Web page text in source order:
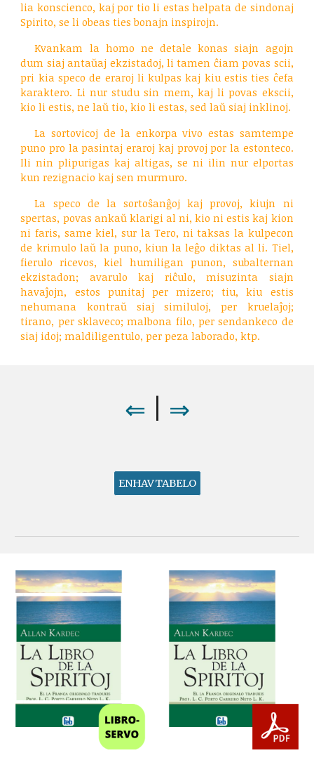
lia konscienco, kaj por tio li estas helpata de sindonaj
Spirito, se li obeas ties bonajn inspirojn.
Kvankam la homo ne detale konas siajn agojn
dum siaj antaŭaj ekzistadoj, li tamen ĉiam povas scii,
pri kia speco de eraroj li kulpas kaj kiu estis ties ĉefa
karaktero. Li nur studu sin mem, kaj li povas ekscii,
kio li estis, ne laŭ tio, kio li estas, sed laŭ siaj inklinoj.
La sortovicoj de la enkorpa vivo estas samtempe
puno pro la pasintaj eraroj kaj provoj por la estonteco.
Ili nin plipurigas kaj altigas, se ni ilin nur elportas
kun rezignacio kaj sen murmuro.
La speco de la sortoŝanĝoj kaj provoj, kiujn ni
spertas, povas ankaŭ klarigi al ni, kio ni estis kaj kion
ni faris, same kiel, sur la Tero, ni taksas la kulpecon
de krimulo laŭ la puno, kiun la leĝo diktas al li. Tiel,
fierulo ricevos, kiel humiligan punon, subalternan
ekzistadon; avarulo kaj riĉulo, misuzinta siajn
havaĵojn, estos punitaj per mizero; tiu, kiu estis
nehumana kontraŭ siaj similuloj, per kruelaĵoj;
tirano, per sklaveco; malbona filo, per sendankeco de
siaj idoj; maldiligentulo, per peza laborado, ktp.
⇐ ⇒
ENHAVTABELO